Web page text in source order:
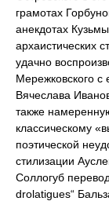
грамотах
анекдотах
архаистических
удачно
Мережковского
Вячеслава
также
классическому
поэтической
стилизации
Соллогуб
drolatigues“